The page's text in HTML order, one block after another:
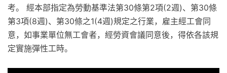
考。 經本部指定為勞動基準法第30條第2項(2週)、第30條
第3項(8週)、第30條之1(4週)規定之行業，雇主經工會同
意，如事業單位無工會者，經勞資會議同意後，得依各該規
定實施彈性工時。